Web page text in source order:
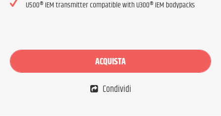
U500® IEM transmitter compatible with U300® IEM bodypacks
ACQUISTA
Condividi